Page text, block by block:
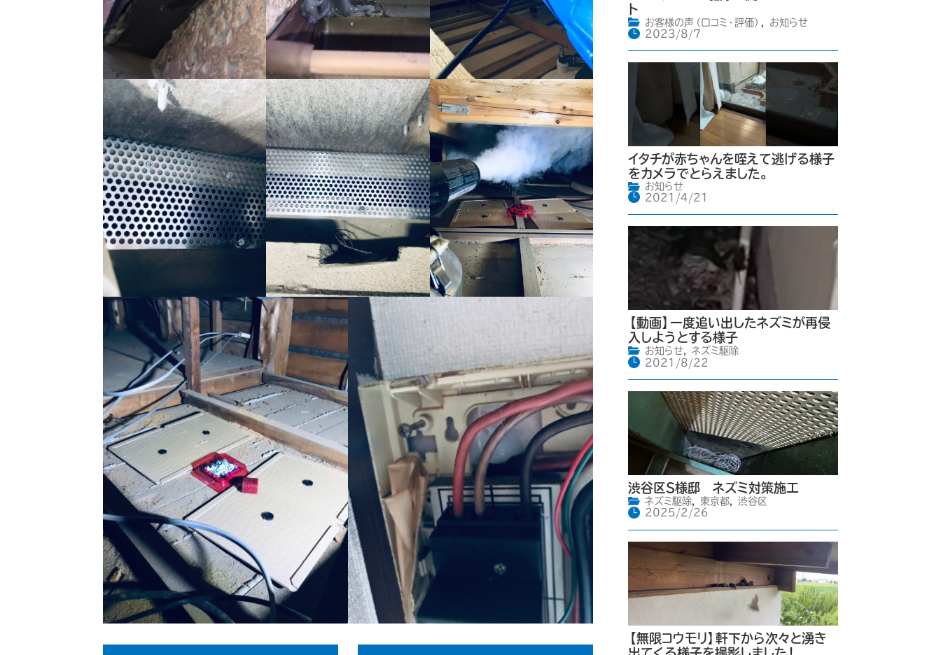
ト
お客様の声（口コミ・評価）
お知らせ
2023/8/7
イタチが赤ちゃんを咥えて逃げる様子
をカメラでとらえました。
お知らせ
2021/4/21
【動画】一度追い出したネズミが再侵
入しようとする様子
お知らせ,
ネズミ駆除
2021/8/22
渋谷区S様邸 ネズミ対策施工
ネズミ駆除, 東京都,
渋谷区
2025/2/26
【無限コウモリ】軒下から次々と湧き